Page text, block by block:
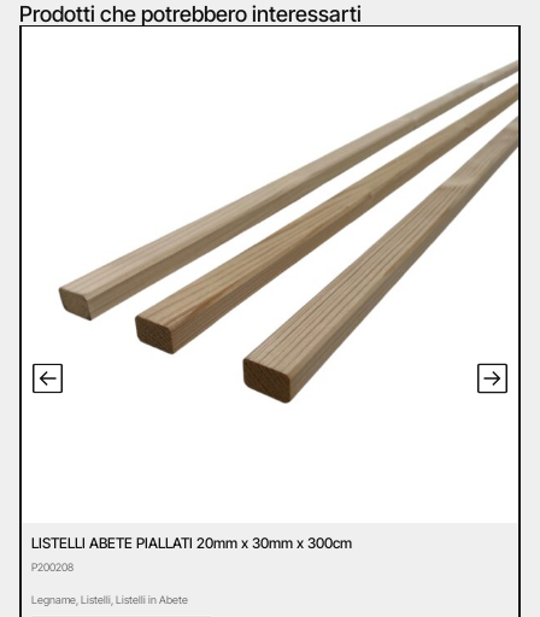
Prodotti che potrebbero interessarti
LISTELLI ABETE PIALLATI 20mm x 30mm x 300cm
P200208
Legname Listelli Listelli in Abete